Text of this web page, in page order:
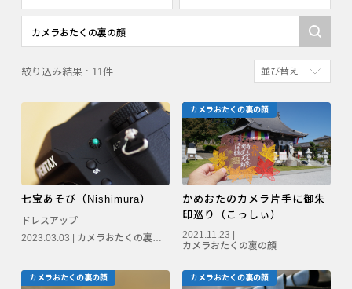
すべて
PENTAX K-70
PENTAX KF
PENTAX K-1
PENTAX K-3 Mark III Monochrome
PENTAX 17
PENTAX Qシリーズ
PENTAX K-3 Mark III
すべて
写真家
漫画家
並び替え
新着順
参考にした人の多
アクセスが多い順
絞り込み結果 : 11件
七宝あそび（Nishimura）
ドレスアップ
2023.03.03 | カメラおたくの裏の顔
カメラおたくの裏の顔
かめおたのカメラ片手に御朱
印巡り（こっしぃ）
2021.11.23 |
カメラおたくの裏の顔
カメラおたくの裏の顔 カメラおたくの裏の顔